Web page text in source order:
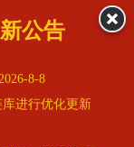
外链只是一个简便而集成
弊，那您可以使用超级外
坛发布外链，到友情链接
链，
查看展示页面
录公告
8-8
库进行优化更新